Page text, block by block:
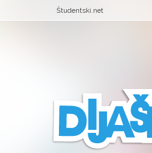
Študentski.net